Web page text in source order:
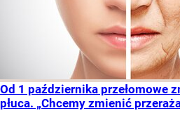
Od 1 października przełomowe
płuca. „Chcemy zmienić